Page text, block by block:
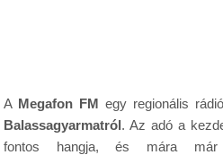
A Megafon FM egy regionális
Balassagyarmatról. Az adó a
fontos hangja, és mára